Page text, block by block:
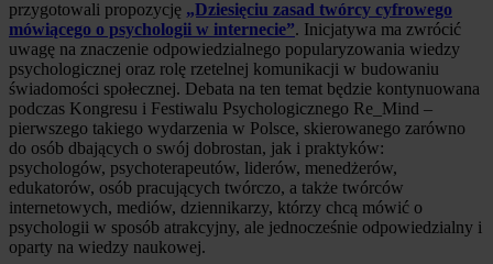
przygotowali propozycję „Dziesięciu zasad twórcy cyfrowego
mówiącego o psychologii w internecie”. Inicjatywa ma zwrócić
uwagę na znaczenie odpowiedzialnego popularyzowania wiedzy
psychologicznej oraz rolę rzetelnej komunikacji w budowaniu
świadomości społecznej. Debata na ten temat będzie kontynuowana
podczas Kongresu i Festiwalu Psychologicznego Re_Mind –
pierwszego takiego wydarzenia w Polsce, skierowanego zarówno
do osób dbających o swój dobrostan, jak i praktyków:
psychologów, psychoterapeutów, liderów, menedżerów,
edukatorów, osób pracujących twórczo, a także twórców
internetowych, mediów, dziennikarzy, którzy chcą mówić o
psychologii w sposób atrakcyjny, ale jednocześnie odpowiedzialny i
oparty na wiedzy naukowej.